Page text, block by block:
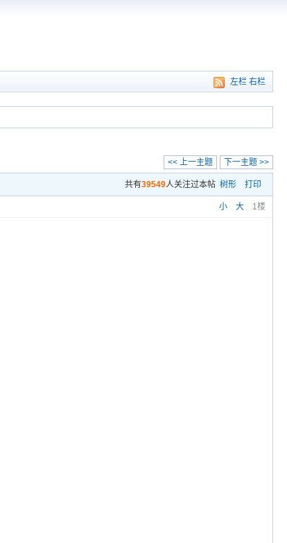
左栏 右栏
下一主题 >>
<< 上一主题
共有39549人关注过本帖 树形 打印
小 大 1楼